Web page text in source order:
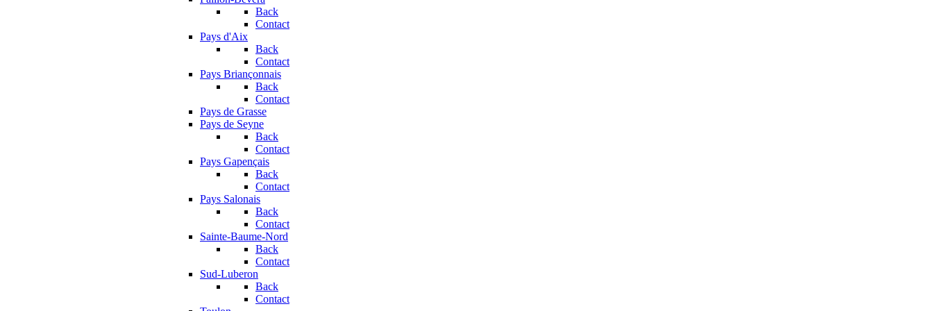
Back
Contact
Pays d'Aix
Back
Contact
Pays Briançonnais
Back
Contact
Pays de Grasse
Pays de Seyne
Back
Contact
Pays Gapençais
Back
Contact
Pays Salonais
Back
Contact
Sainte-Baume-Nord
Back
Contact
Sud-Luberon
Back
Contact